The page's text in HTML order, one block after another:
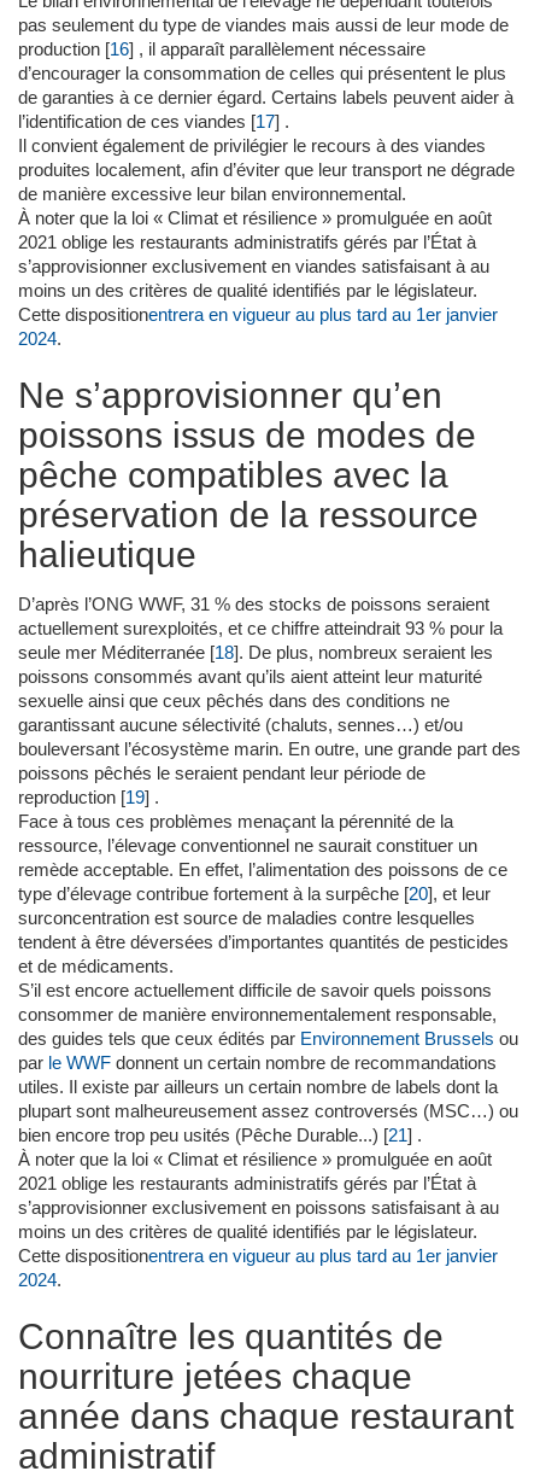
pas seulement du type de viandes mais aussi de leur mode de
production [16] , il apparaît parallèlement nécessaire
d’encourager la consommation de celles qui présentent le plus
de garanties à ce dernier égard. Certains labels peuvent aider à
l’identification de ces viandes [17] .
Il convient également de privilégier le recours à des viandes
produites localement, afin d’éviter que leur transport ne dégrade
de manière excessive leur bilan environnemental.
À noter que la loi « Climat et résilience » promulguée en août
2021 oblige les restaurants administratifs gérés par l’État à
s’approvisionner exclusivement en viandes satisfaisant à au
moins un des critères de qualité identifiés par le législateur.
Cette dispositionentrera en vigueur au plus tard au 1er janvier
2024.
Ne s’approvisionner qu’en
poissons issus de modes de
pêche compatibles avec la
préservation de la ressource
halieutique
D’après l’ONG WWF, 31 % des stocks de poissons seraient
actuellement surexploités, et ce chiffre atteindrait 93 % pour la
seule mer Méditerranée [18]. De plus, nombreux seraient les
poissons consommés avant qu’ils aient atteint leur maturité
sexuelle ainsi que ceux pêchés dans des conditions ne
garantissant aucune sélectivité (chaluts, sennes…) et/ou
bouleversant l’écosystème marin. En outre, une grande part des
poissons pêchés le seraient pendant leur période de
reproduction [19] .
Face à tous ces problèmes menaçant la pérennité de la
ressource, l’élevage conventionnel ne saurait constituer un
remède acceptable. En effet, l’alimentation des poissons de ce
type d’élevage contribue fortement à la surpêche [20], et leur
surconcentration est source de maladies contre lesquelles
tendent à être déversées d’importantes quantités de pesticides
et de médicaments.
S’il est encore actuellement difficile de savoir quels poissons
consommer de manière environnementalement responsable,
des guides tels que ceux édités par Environnement Brussels ou
par le WWF donnent un certain nombre de recommandations
utiles. Il existe par ailleurs un certain nombre de labels dont la
plupart sont malheureusement assez controversés (MSC…) ou
bien encore trop peu usités (Pêche Durable...) [21] .
À noter que la loi « Climat et résilience » promulguée en août
2021 oblige les restaurants administratifs gérés par l’État à
s’approvisionner exclusivement en poissons satisfaisant à au
moins un des critères de qualité identifiés par le législateur.
Cette dispositionentrera en vigueur au plus tard au 1er janvier
2024.
Connaître les quantités de
nourriture jetées chaque
année dans chaque restaurant
administratif